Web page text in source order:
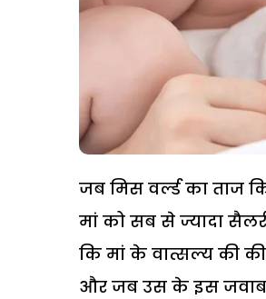
जब मिस वर्ल्ड का ताज
मां को सब से ज्यादा
कि मां के वात्सल्य की
और जब उस के इस जवाब